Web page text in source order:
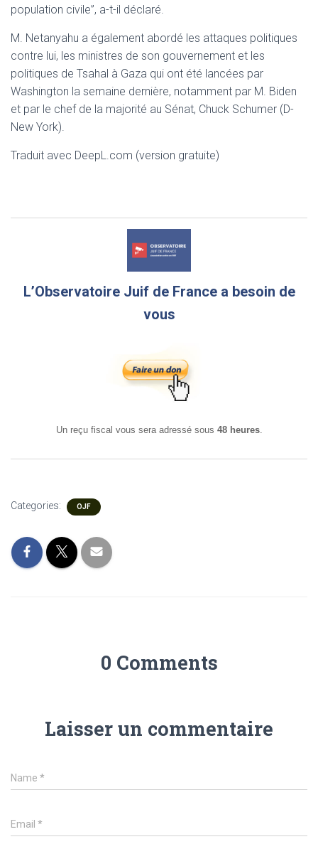
population civile”, a-t-il déclaré.
M. Netanyahu a également abordé les attaques politiques
contre lui, les ministres de son gouvernement et les
politiques de Tsahal à Gaza qui ont été lancées par
Washington la semaine dernière, notamment par M. Biden
et par le chef de la majorité au Sénat, Chuck Schumer (D-
New York).
Traduit avec DeepL.com (version gratuite)
L’Observatoire Juif de France a besoin de
vous
Un reçu fiscal vous sera adressé sous 48 heures.
Categories: OJF
0 Comments
Laisser un commentaire
Name *
Email *